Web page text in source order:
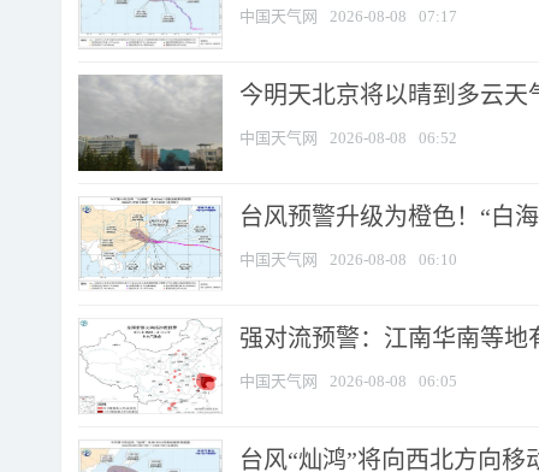
中国天气网 2026-08-08 07:17
今明天北京将以晴到多云
中国天气网 2026-08-08 06:52
台风预警升级为橙色！“白
中国天气网 2026-08-08 06:10
强对流预警：江南华南等地
中国天气网 2026-08-08 06:05
台风“灿鸿”将向西北方向移